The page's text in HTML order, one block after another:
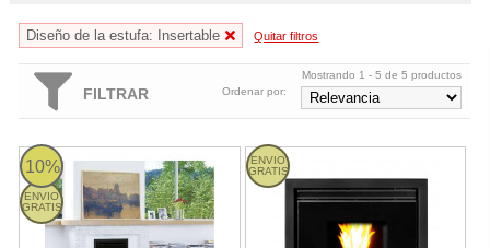
Diseño de la estufa: Insertable Quitar filtros
FILTRAR
Mostrando 1 - 5 de 5 productos
Ordenar por:
10%
ENVIO
GRATIS
Bronpi TAVIRA - Estufa de pellet insertable de 7kW con carga
ENVIO
GRATIS
Bronpi ALPES-H - Estufa de